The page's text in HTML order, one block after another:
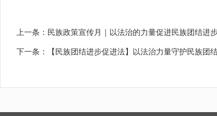
上一条： 民族政策宣传月｜以法治的力量促进民族团结进
下一条： 【民族团结进步促进法】以法治力量守护民族